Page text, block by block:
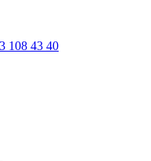
108 43 40